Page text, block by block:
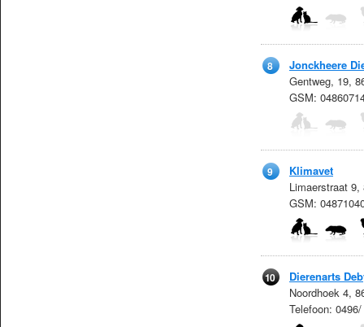
8
Jonckheere
Gentweg, 19,
GSM:
9
Klimavet
Limaerstraat 9,
GSM:
10
Dierenarts
Noordhoek 4,
Telefoon: